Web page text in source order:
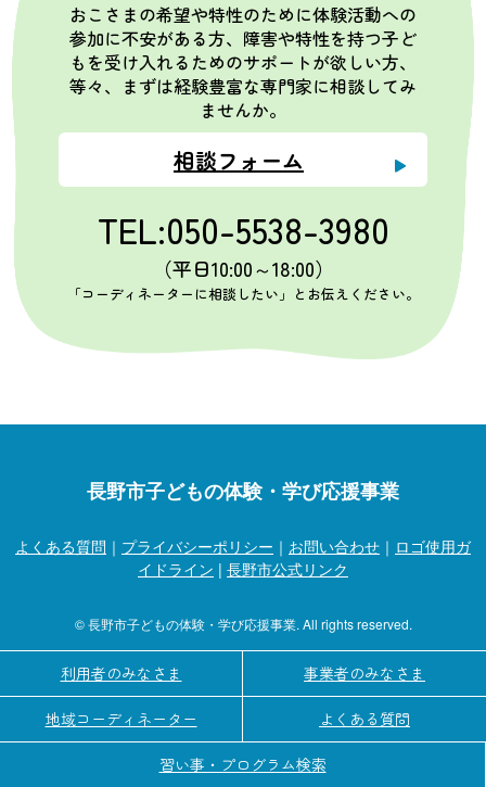
おこさまの希望や特性のために体験活動への
参加に不安がある方、障害や特性を持つ子ど
もを受け入れるためのサポートが欲しい方、
等々、まずは経験豊富な専門家に相談してみ
ませんか。
相談フォーム
TEL:050-5538-3980
（平日10:00～18:00）
「コーディネーターに相談したい」とお伝えください。
長野市子どもの体験・学び応援事業
よくある質問 ｜ プライバシーポリシー ｜ お問い合わせ ｜ ロゴ使用ガ
イドライン | 長野市公式リンク
© 長野市子どもの体験・学び応援事業. All rights reserved.
利用者のみなさま 事業者のみなさま
地域コーディネーター よくある質問
習い事・プログラム検索